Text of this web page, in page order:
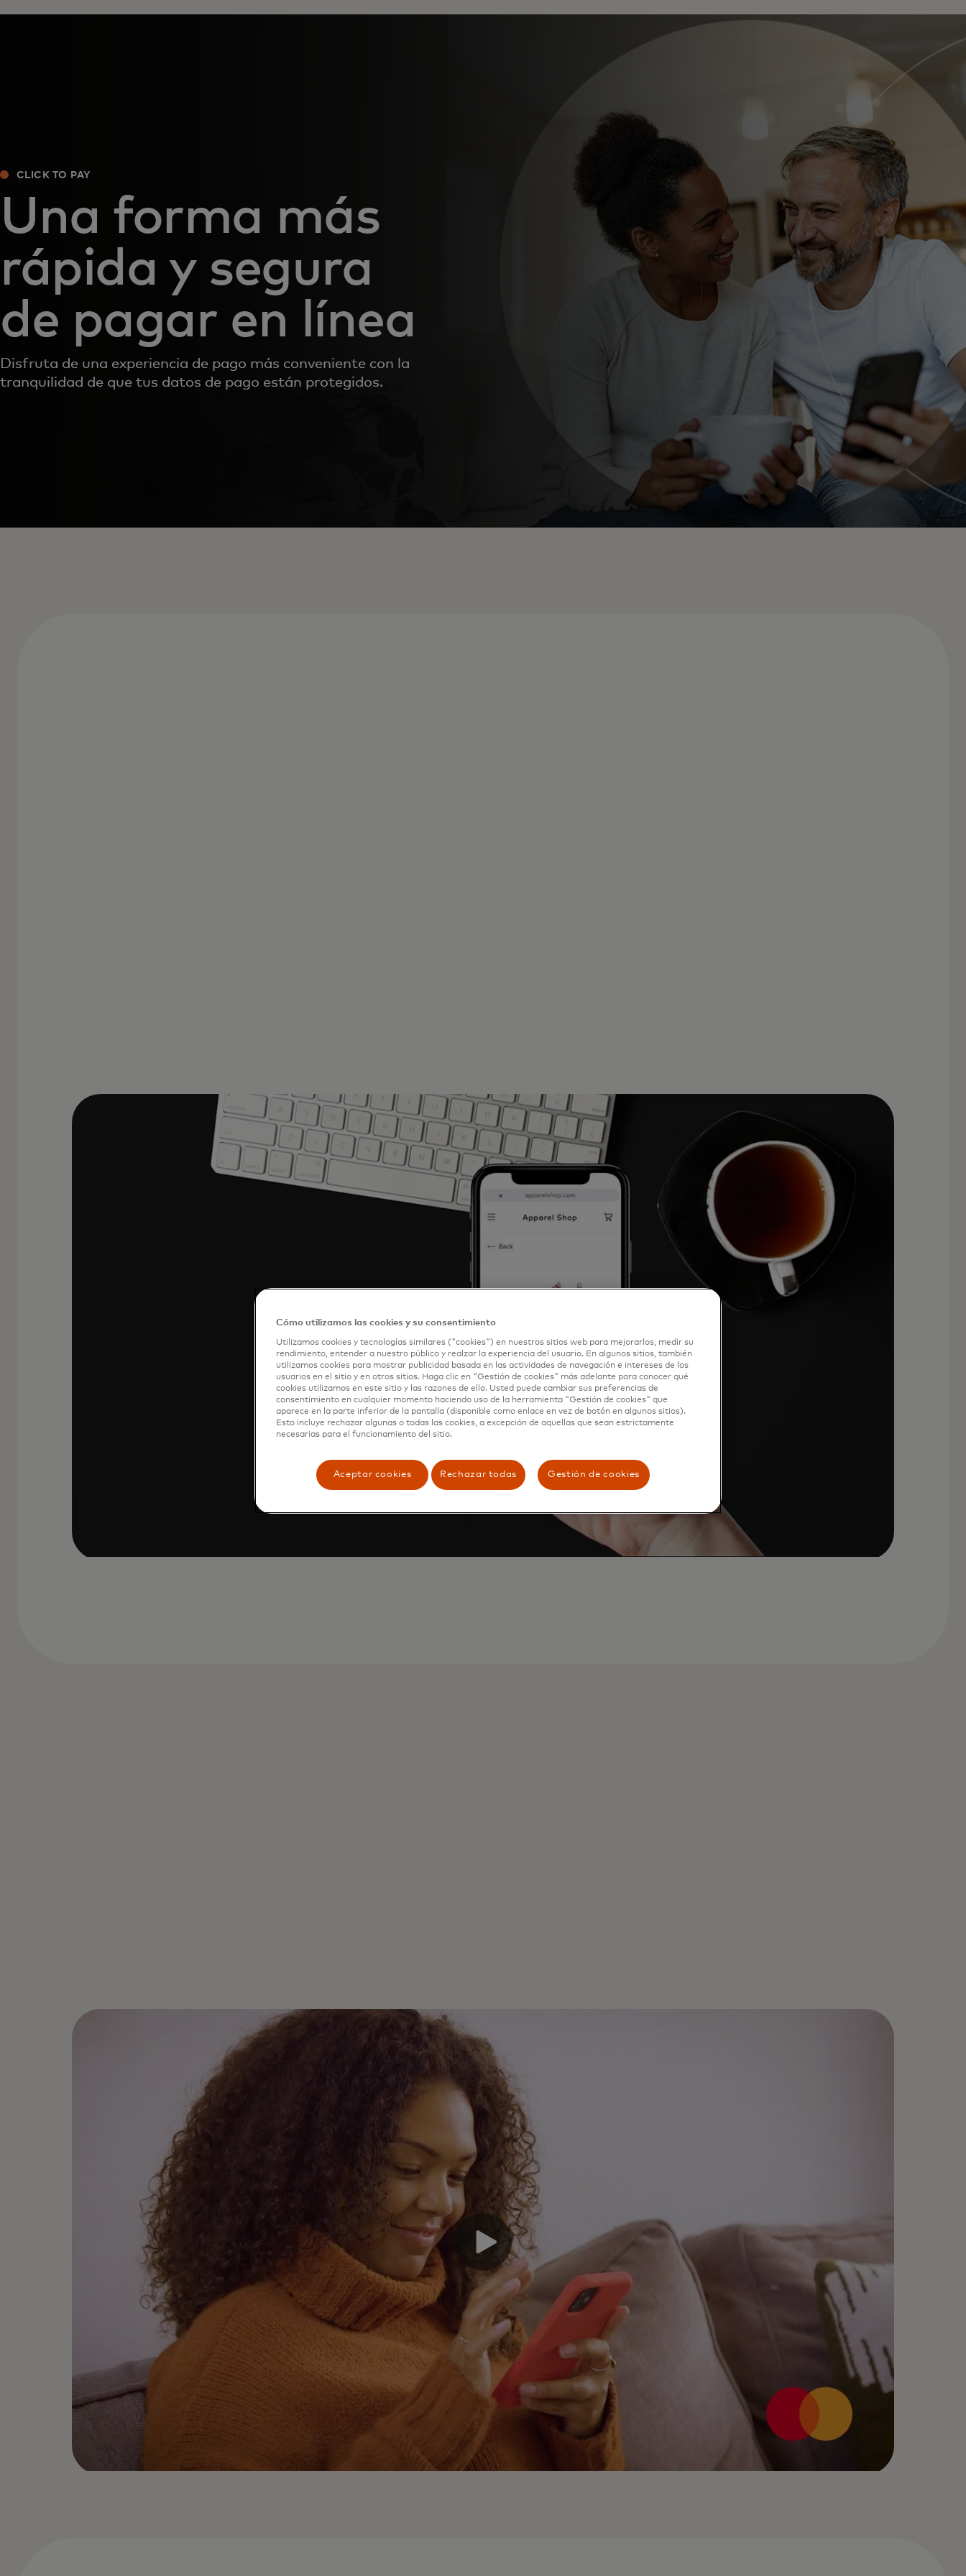
CLICK TO PAY
Una forma más
rápida y segura
de pagar en línea
Disfruta de una experiencia de pago más conveniente con la
tranquilidad de que tus datos de pago están protegidos.
Cómo utilizamos las cookies y su consentimiento
Utilizamos cookies y tecnologías similares ("cookies") en nuestros sitios web para mejorarlos, medir su
rendimiento, entender a nuestro público y realzar la experiencia del usuario. En algunos sitios, también
utilizamos cookies para mostrar publicidad basada en las actividades de navegación e intereses de los
usuarios en el sitio y en otros sitios. Haga clic en "Gestión de cookies" más adelante para conocer qué
cookies utilizamos en este sitio y las razones de ello. Usted puede cambiar sus preferencias de
consentimiento en cualquier momento haciendo uso de la herramienta "Gestión de cookies" que
aparece en la parte inferior de la pantalla (disponible como enlace en vez de botón en algunos sitios).
Esto incluye rechazar algunas o todas las cookies, a excepción de aquellas que sean estrictamente
necesarias para el funcionamiento del sitio.
Aceptar cookies Rechazar todas Gestión de cookies